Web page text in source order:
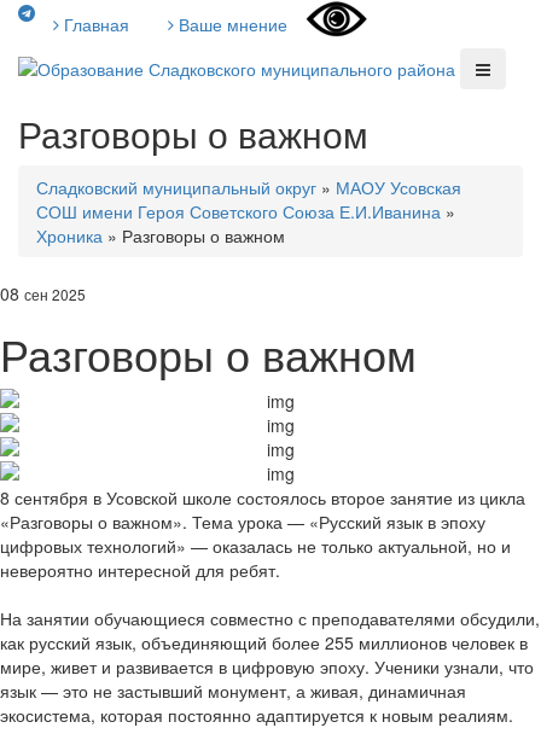
Главная Ваше мнение
Разговоры о важном
Сладковский муниципальный округ » МАОУ Усовская
СОШ имени Героя Советского Союза Е.И.Иванина »
Хроника » Разговоры о важном
08 сен 2025
Разговоры о важном
8 сентября в Усовской школе состоялось второе занятие из цикла
«Разговоры о важном». Тема урока — «Русский язык в эпоху
цифровых технологий» — оказалась не только актуальной, но и
невероятно интересной для ребят.
На занятии обучающиеся совместно с преподавателями обсудили,
как русский язык, объединяющий более 255 миллионов человек в
мире, живет и развивается в цифровую эпоху. Ученики узнали, что
язык — это не застывший монумент, а живая, динамичная
экосистема, которая постоянно адаптируется к новым реалиям.